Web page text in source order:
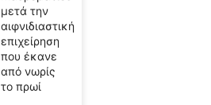
μετά την
αιφνιδιαστική
επιχείρηση
που έκανε
από νωρίς
το πρωί